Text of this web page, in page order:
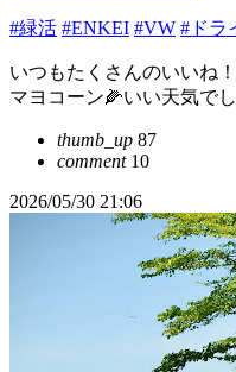
#緑活 #ENKEI #VW #ドラ
いつもたくさんのいいね
マヨコーン🌽いい天気で
thumb_up 87
comment10
2026/05/30 21:06